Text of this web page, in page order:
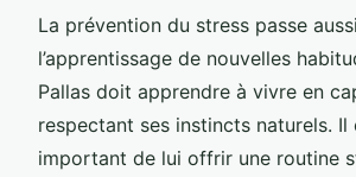
La prévention du stress passe
l’apprentissage de nouvelles
Pallas doit apprendre à vivre en
respectant ses instincts naturels. Il
important de lui offrir une routine